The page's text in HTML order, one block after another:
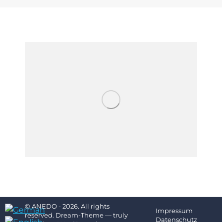
© ANEDO - 2026. All rights
reserved. Dream-Theme — truly
Impressum
Datenschutz